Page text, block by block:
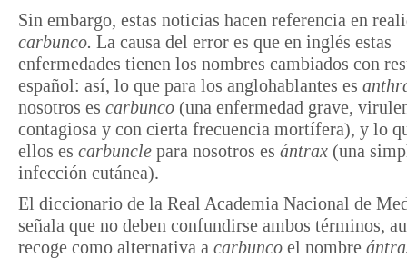
Sin embargo, estas noticias hacen referencia en
carbunco. La causa del error es que en inglés estas
enfermedades tienen los nombres cambiados con
español: así, lo que para los anglohablantes es
nosotros es carbunco (una enfermedad grave,
contagiosa y con cierta frecuencia mortífera), y lo
ellos es carbuncle para nosotros es ántrax (una
infección cutánea).
El diccionario de la Real Academia Nacional de
señala que no deben confundirse ambos términos,
recoge como alternativa a carbunco el nombre